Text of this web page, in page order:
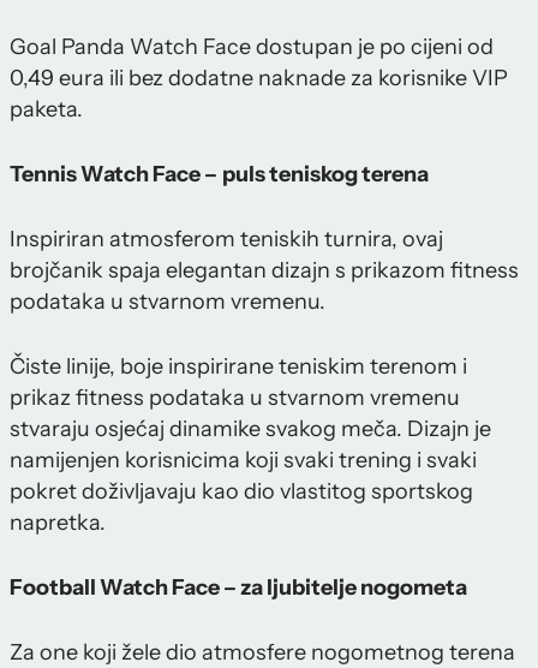
Goal Panda Watch Face dostupan je po cijeni od
0,49 eura ili bez dodatne naknade za korisnike VIP
paketa.
Tennis Watch Face – puls teniskog terena
Inspiriran atmosferom teniskih turnira, ovaj
brojčanik spaja elegantan dizajn s prikazom fitness
podataka u stvarnom vremenu.
Čiste linije, boje inspirirane teniskim terenom i
prikaz fitness podataka u stvarnom vremenu
stvaraju osjećaj dinamike svakog meča. Dizajn je
namijenjen korisnicima koji svaki trening i svaki
pokret doživljavaju kao dio vlastitog sportskog
napretka.
Football Watch Face – za ljubitelje nogometa
Za one koji žele dio atmosfere nogometnog terena